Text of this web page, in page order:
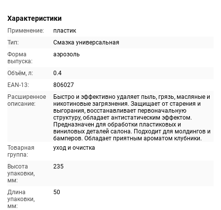
Характеристики
Применение:
пластик
Тип:
Смазка универсальная
Форма
выпуска:
аэрозоль
Объём, л:
0.4
EAN-13:
806027
Расширенное
описание:
Быстро и эффективно удаляет пыль, грязь, масляные и
никотиновые загрязнения. Защищает от старения и
выгорания, восстанавливает первоначальную
структуру, обладает антистатическим эффектом.
Предназначен для обработки пластиковых и
виниловых деталей салона. Подходит для молдингов и
бамперов. Обладает приятным ароматом клубники.
Товарная
группа:
уход и очистка
Высота
упаковки,
мм:
235
Длина
упаковки,
мм:
50